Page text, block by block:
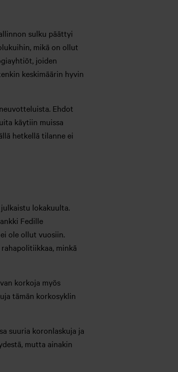
sulku päättyi
mikä on ollut
joiden
keskimäärin hyvin
Ehdot
käytiin muissa
hetkellä tilanne ei
lokakuulta.
Fedille
ole ollut vuosiin.
minkä
korkoja myös
tämän korkosyklin
suuria koronlaskuja ja
mutta ainakin